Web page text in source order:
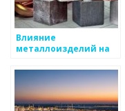
Влияние
металлоизделий на